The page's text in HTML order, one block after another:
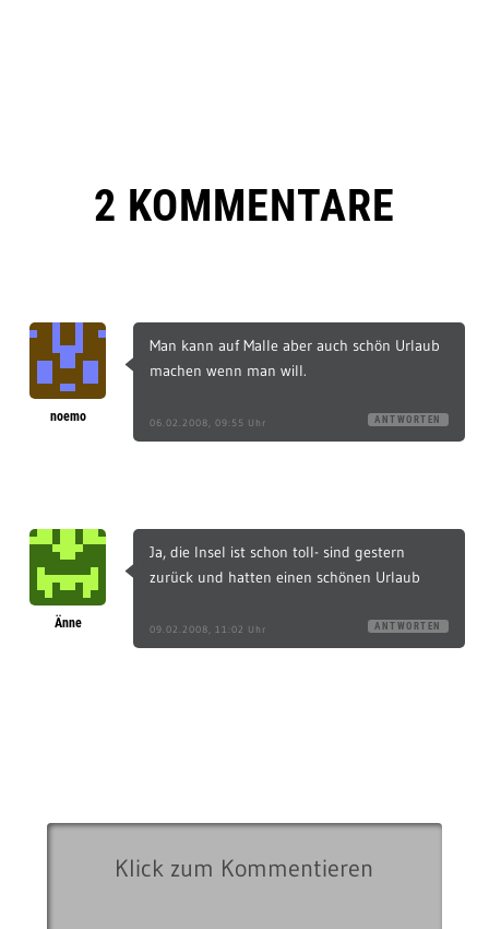
2 KOMMENTARE
noemo
Man kann auf Malle aber auch schön Urlaub
machen wenn man will.
06.02.2008, 09:55 Uhr ANTWORTEN
Änne
Ja, die Insel ist schon toll- sind gestern
zurück und hatten einen schönen Urlaub
09.02.2008, 11:02 Uhr ANTWORTEN